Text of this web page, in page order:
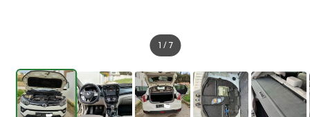
1 / 7